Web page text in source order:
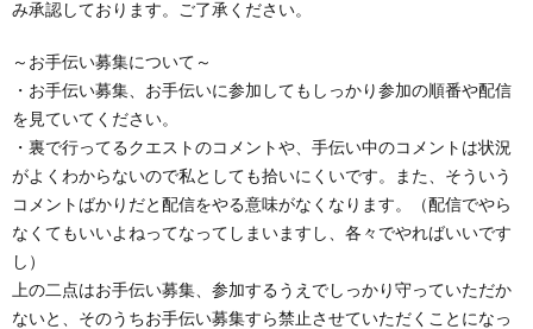
み承認しております。ご了承ください。
～お手伝い募集について～
・お手伝い募集、お手伝いに参加してもしっかり参加の順番や配信
を見ていてください。
・裏で行ってるクエストのコメントや、手伝い中のコメントは状況
がよくわからないので私としても拾いにくいです。また、そういう
コメントばかりだと配信をやる意味がなくなります。（配信でやら
なくてもいいよねってなってしまいますし、各々でやればいいです
し）
上の二点はお手伝い募集、参加するうえでしっかり守っていただか
ないと、そのうちお手伝い募集すら禁止させていただくことになっ